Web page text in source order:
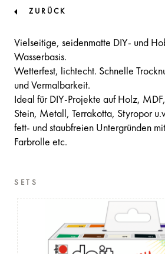
ZURÜCK
Vielseitige, seidenmatte DIY- und
Wasserbasis.
Wetterfest, lichtecht. Schnelle
und Vermalbarkeit.
Ideal für DIY-Projekte auf Holz,
Stein, Metall, Terrakotta, Styropor
fett- und staubfreien Untergründen
Farbrolle etc.
SETS